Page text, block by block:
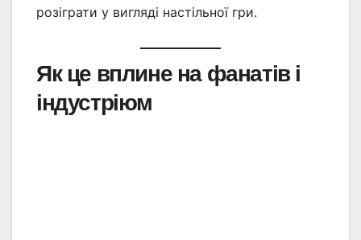
розіграти у вигляді настільної гри.
Як це вплине на фанатів і
індустріюм